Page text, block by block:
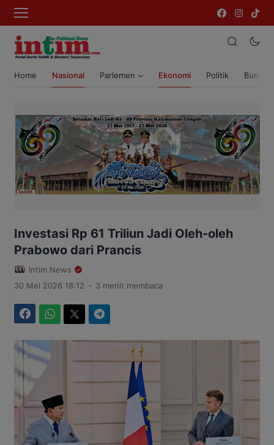
Home Nasional Parlemen Ekonomi Politik Bumi
Investasi Rp 61 Triliun Jadi Oleh-oleh
Prabowo dari Prancis
Intim News
30 Mei 2026 18:12 . 3 menit membaca